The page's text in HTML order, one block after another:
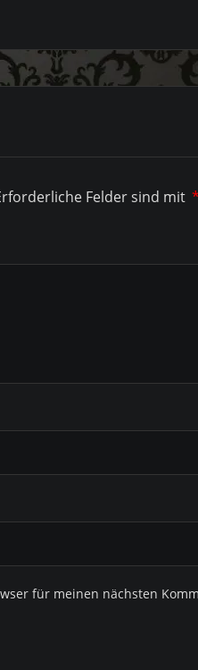
Felder sind mit *
für meinen nächsten